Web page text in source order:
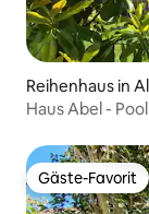
Reihenhaus in
Haus Abel -
Gäste-Favorit
Gäste-Favorit